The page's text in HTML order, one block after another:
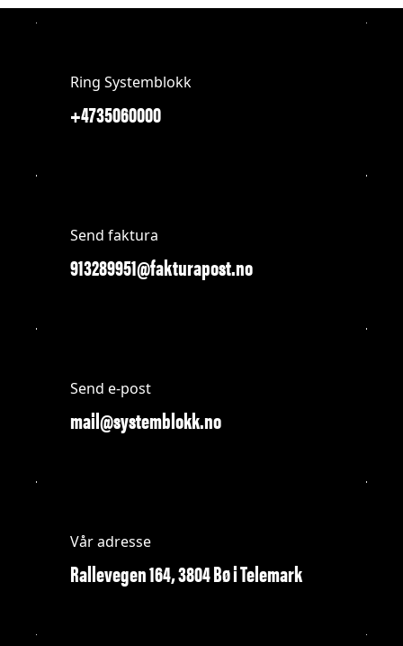
Ring Systemblokk
+4735060000
Send faktura
913289951@fakturapost.no
Send e-post
mail@systemblokk.no
Vår adresse
Rallevegen 164, 3804 Bø i Telemark